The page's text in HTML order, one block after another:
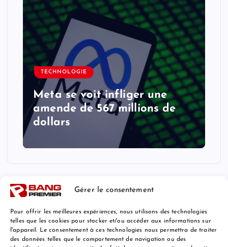
Gérer le consentement
Pour offrir les meilleures expériences, nous utilisons des technologies
telles que les cookies pour stocker et/ou accéder aux informations sur
l'appareil. Le consentement à ces technologies nous permettra de traiter
des données telles que le comportement de navigation ou des
TECHNOLOGIE
Meta se voit infliger une
amende de 567 millions de
dollars
Mentions Légales